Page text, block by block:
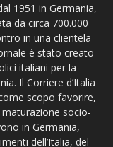
1951 in Germania,
da circa 700.000
in una clientela
è stato creato
italiani per la
Il Corriere d’Italia
scopo favorire,
socio-
in Germania,
dell’Italia, del